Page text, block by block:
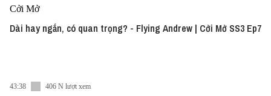
Cởi Mở
Dài hay ngắn, có quan trọng? - Flying Andrew | Cởi Mở SS3 Ep7
43:38 406 N lượt xem